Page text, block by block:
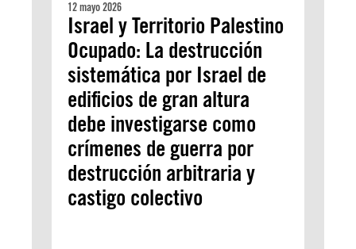
12 mayo 2026
Israel y Territorio Palestino
Ocupado: La destrucción
sistemática por Israel de
edificios de gran altura
debe investigarse como
crímenes de guerra por
destrucción arbitraria y
castigo colectivo